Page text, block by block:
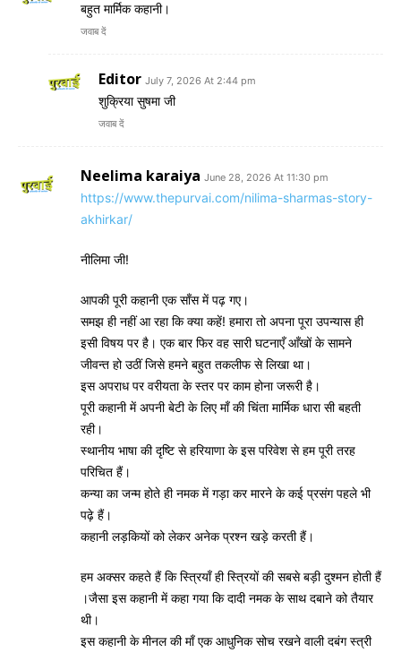
बहुत मार्मिक कहानी।
जवाब दें
Editor July 7, 2026 At 2:44 pm
शुक्रिया सुषमा जी
जवाब दें
Neelima karaiya June 28, 2026 At 11:30 pm
https://www.thepurvai.com/nilima-sharmas-story-
akhirkar/
नीलिमा जी!
आपकी पूरी कहानी एक साँस में पढ़ गए।
समझ ही नहीं आ रहा कि क्या कहें! हमारा तो अपना पूरा उपन्यास ही
इसी विषय पर है। एक बार फिर वह सारी घटनाएँ आँखों के सामने
जीवन्त हो उठीं जिसे हमने बहुत तकलीफ से लिखा था।
इस अपराध पर वरीयता के स्तर पर काम होना जरूरी है।
पूरी कहानी में अपनी बेटी के लिए माँ की चिंता मार्मिक धारा सी बहती
रही।
स्थानीय भाषा की दृष्टि से हरियाणा के इस परिवेश से हम पूरी तरह
परिचित हैं।
कन्या का जन्म होते ही नमक में गड़ा कर मारने के कई प्रसंग पहले भी
पढ़े हैं।
कहानी लड़कियों को लेकर अनेक प्रश्न खड़े करती हैं।
हम अक्सर कहते हैं कि स्त्रियाँ ही स्त्रियों की सबसे बड़ी दुश्मन होती हैं
।जैसा इस कहानी में कहा गया कि दादी नमक के साथ दबाने को तैयार
थी।
इस कहानी के मीनल की माँ एक आधुनिक सोच रखने वाली दबंग स्त्री